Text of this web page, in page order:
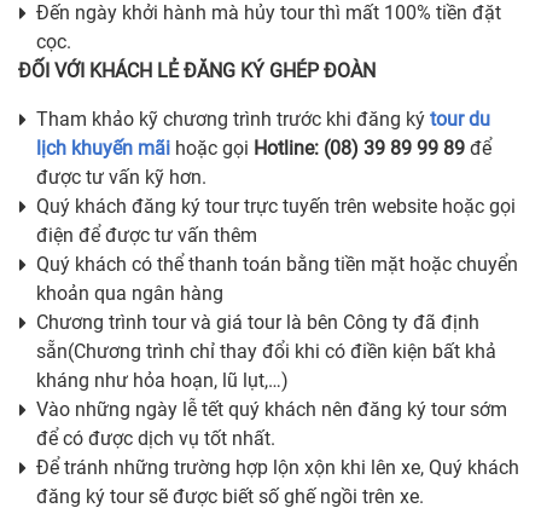
Đến ngày khởi hành mà hủy tour thì mất 100% tiền đặt
cọc.
ĐỐI VỚI KHÁCH LẺ ĐĂNG KÝ GHÉP ĐOÀN
Tham khảo kỹ chương trình trước khi đăng ký tour du
lịch khuyến mãi hoặc gọi Hotline: (08) 39 89 99 89 để
được tư vấn kỹ hơn.
Quý khách đăng ký tour trực tuyến trên website hoặc gọi
điện để được tư vấn thêm
Quý khách có thể thanh toán bằng tiền mặt hoặc chuyển
khoản qua ngân hàng
Chương trình tour và giá tour là bên Công ty đã định
sẵn(Chương trình chỉ thay đổi khi có điền kiện bất khả
kháng như hỏa hoạn, lũ lụt,…)
Vào những ngày lễ tết quý khách nên đăng ký tour sớm
để có được dịch vụ tốt nhất.
Để tránh những trường hợp lộn xộn khi lên xe, Quý khách
đăng ký tour sẽ được biết số ghế ngồi trên xe.